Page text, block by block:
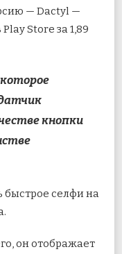
— Dactyl —
Store за 1,89
кнопки
быстрое селфи на
он отображает